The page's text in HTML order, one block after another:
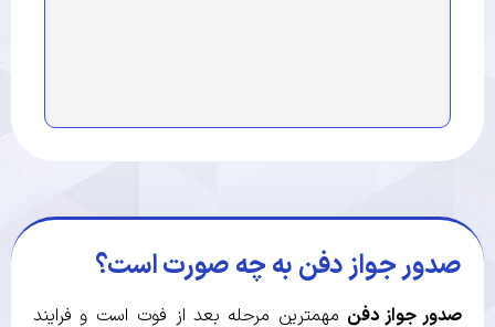
صدور جواز دفن به چه صورت است؟
صدور جواز دفن مهمترین مرحله بعد از فوت است و فرایند